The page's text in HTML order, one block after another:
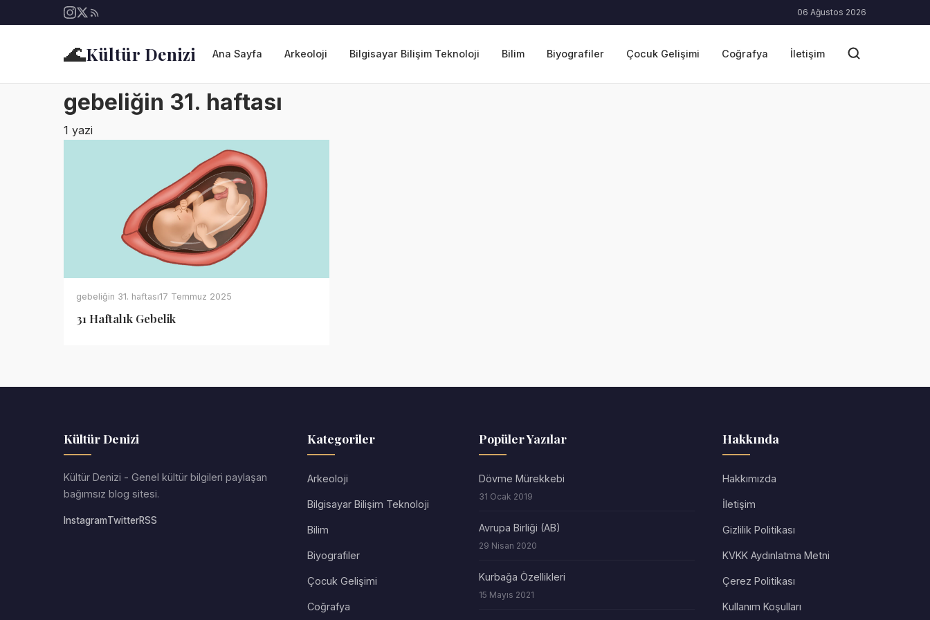
06 Ağustos 2026
🌊Kültür Denizi Ana Sayfa Arkeoloji Bilgisayar Bilişim Teknoloji Bilim Biyografiler Çocuk Gelişimi Coğrafya İletişim
gebeliğin 31. haftası
1 yazi
gebeliğin 31. haftası17 Temmuz 2025
31 Haftalık Gebelik
Kültür Denizi
Kültür Denizi - Genel kültür bilgileri paylaşan
bağımsız blog sitesi.
InstagramTwitterRSS
Kategoriler
Arkeoloji
Bilgisayar Bilişim Teknoloji
Bilim
Biyografiler
Çocuk Gelişimi
Coğrafya
Popüler Yazılar
Dövme Mürekkebi
31 Ocak 2019
Avrupa Birliği (AB)
29 Nisan 2020
Kurbağa Özellikleri
15 Mayıs 2021
Hakkında
Hakkımızda
İletişim
Gizlilik Politikası
KVKK Aydınlatma Metni
Çerez Politikası
Kullanım Koşulları